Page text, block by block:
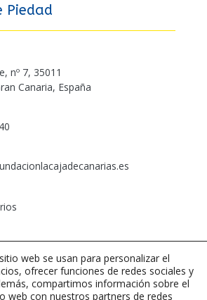
Piedad
nº 7, 35011
Canaria, España
denuncias de PBCFT
web se usan para personalizar el
ofrecer funciones de redes sociales y
compartimos información sobre el
web con nuestros partners de redes